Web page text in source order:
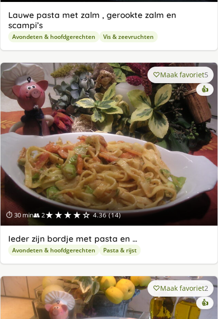
Lauwe pasta met zalm , gerookte zalm en
scampi’s
Avondeten & hoofdgerechten Vis & zeevruchten
⏱ 30 min👥 2★★★★☆ 4.36 (14)
Maak favoriet5
👍
Ieder zijn bordje met pasta en …
Avondeten & hoofdgerechten Pasta & rijst
Maak favoriet2
👍